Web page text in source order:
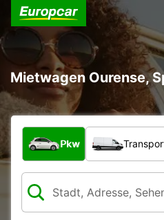
Mietwagen Ourense,
Welche Art von Fahrzeug?
Pkw